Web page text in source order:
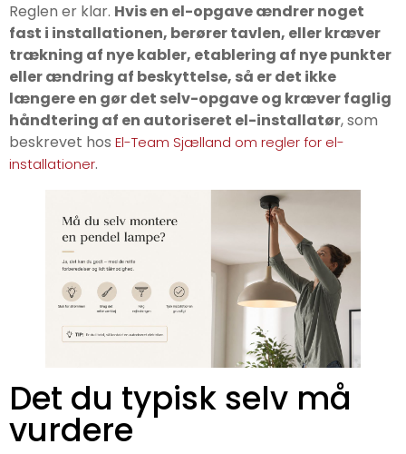
Reglen er klar. Hvis en el-opgave ændrer noget
fast i installationen, berører tavlen, eller kræver
trækning af nye kabler, etablering af nye punkter
eller ændring af beskyttelse, så er det ikke
længere en gør det selv-opgave og kræver faglig
håndtering af en autoriseret el-installatør, som
beskrevet hos El-Team Sjælland om regler for el-
installationer.
Det du typisk selv må
vurdere